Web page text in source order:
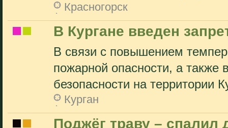
Красногорск
В Кургане введен
В связи с повышением
пожарной опасности, а также
безопасности на территории
Курган
Поджёг траву – спалил